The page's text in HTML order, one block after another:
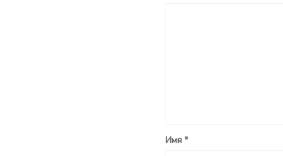
Имя *